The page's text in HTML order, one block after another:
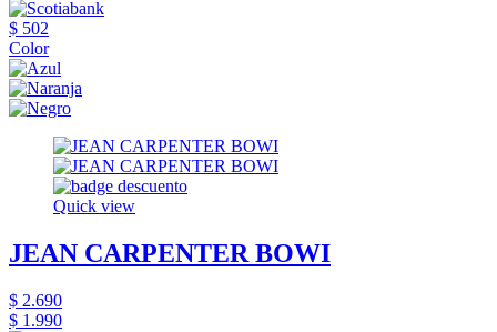
$ 502
Color
Quick view
JEAN CARPENTER BOWI
$ 2.690
$ 1.990